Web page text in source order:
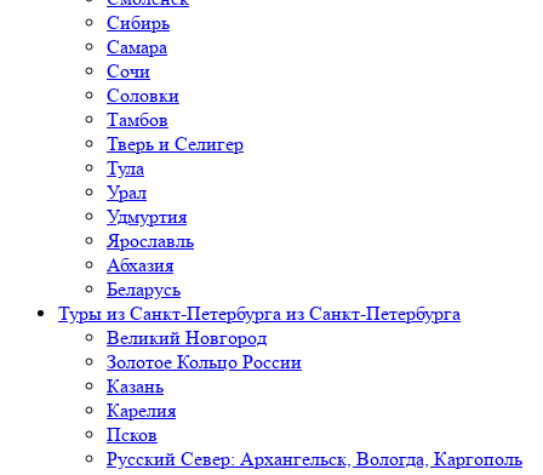
Сибирь
Самара
Сочи
Соловки
Тамбов
Тверь и Селигер
Тула
Урал
Удмуртия
Ярославль
Абхазия
Беларусь
Туры из Санкт-Петербурга из Санкт-Петербурга
Великий Новгород
Золотое Кольцо России
Казань
Карелия
Псков
Русский Север: Архангельск, Вологда, Каргополь